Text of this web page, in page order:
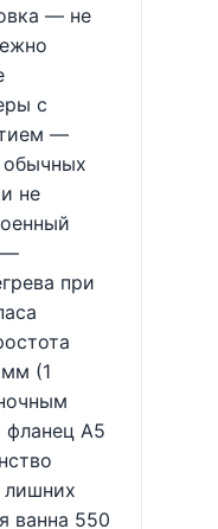
— не
с
—
не
—
при
(1
фланец A5
лишних
ванна 550